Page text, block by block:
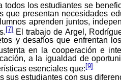
todos los estudiantes se
que presentan necesidades
aprenden juntos,
[7]El trabajo de Argel,
y desafíos que enfrentan
en la cooperación e
a la igualdad de
esenciales que: [9]
sus estudiantes con sus